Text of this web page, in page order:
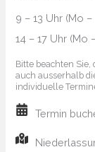
9 – 13 Uhr (Mo –
14 – 17 Uhr (Mo
Bitte beachten
auch ausserhalb
individuelle
Termin